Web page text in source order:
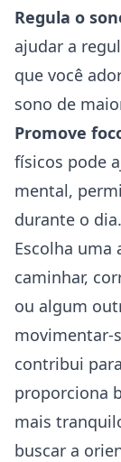
Regula o
ajudar a
que você
sono de
Promove
físicos pode
mental,
durante o dia.
Escolha uma
caminhar,
ou algum
movimentar-
contribui
proporciona
mais
buscar a